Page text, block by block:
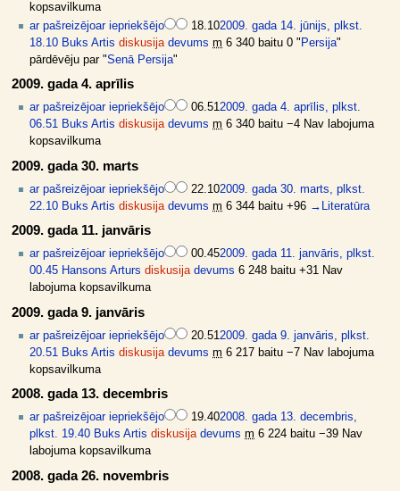
kopsavilkuma
ar pašreizējoar iepriekšējo 18.102009. gada 14. jūnijs, plkst.
18.10 Buks Artis diskusija devums m 6 340 baitu 0 " Persija"
pārdēvēju par "Senā Persija"
2009. gada 4. aprīlis
ar pašreizējoar iepriekšējo 06.512009. gada 4. aprīlis, plkst.
06.51 Buks Artis diskusija devums m 6 340 baitu −4 Nav labojuma
kopsavilkuma
2009. gada 30. marts
ar pašreizējoar iepriekšējo 22.102009. gada 30. marts, plkst.
22.10 Buks Artis diskusija devums m 6 344 baitu +96 → Literatūra
2009. gada 11. janvāris
ar pašreizējoar iepriekšējo 00.452009. gada 11. janvāris, plkst.
00.45 Hansons Arturs diskusija devums 6 248 baitu +31 Nav
labojuma kopsavilkuma
2009. gada 9. janvāris
ar pašreizējoar iepriekšējo 20.51 2009. gada 9. janvāris, plkst.
20.51
Buks Artis diskusija devums m 6 217 baitu −7 Nav labojuma
kopsavilkuma
2008. gada 13. decembris
ar pašreizējoar iepriekšējo 19.402008. gada 13. decembris,
plkst. 19.40 Buks Artis diskusija devums m 6 224 baitu −39 Nav
labojuma kopsavilkuma
2008. gada 26. novembris